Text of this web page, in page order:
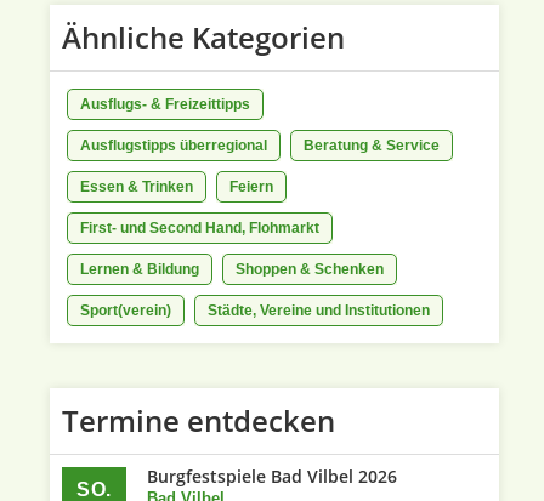
Ähnliche Kategorien
Ausflugs- & Freizeittipps
Ausflugstipps überregional Beratung & Service
Essen & Trinken Feiern
First- und Second Hand, Flohmarkt
Lernen & Bildung Shoppen & Schenken
Sport(verein) Städte, Vereine und Institutionen
Termine entdecken
SO.
Burgfestspiele Bad Vilbel 2026